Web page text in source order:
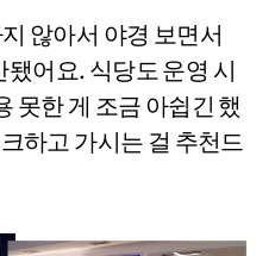
않아서 야경 보면서
어요. 식당도 운영 시
못한 게 조금 아쉽긴 했
하고 가시는 걸 추천드